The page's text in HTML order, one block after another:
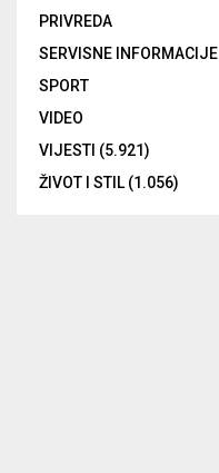
PRIVREDA
SERVISNE INFORMACIJE
SPORT
VIDEO
VIJESTI (5.921)
ŽIVOT I STIL(1.056)